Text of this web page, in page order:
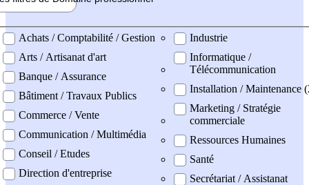
professionel
Achats / Comptabilité / Gestion
Arts / Artisanat d'art
Banque / Assurance
Bâtiment / Travaux Publics
Commerce / Vente
Communication / Multimédia
Conseil / Etudes
Direction d'entreprise
Industrie
Informatique /
Télécommunication
Installation / Maintenance
Marketing / Stratégie
commerciale
Ressources Humaines
Santé
Secrétariat / Assistanat